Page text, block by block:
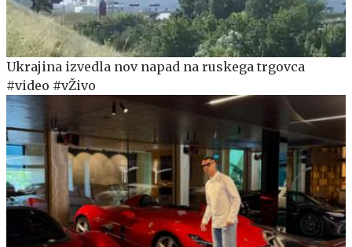
Ukrajina izvedla nov napad na ruskega trgovca
#video #vŽivo